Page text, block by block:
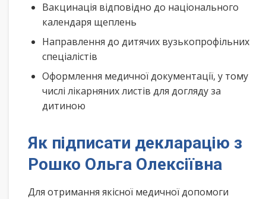
Вакцинація відповідно до національного
календаря щеплень
Направлення до дитячих вузькопрофільних
спеціалістів
Оформлення медичної документації, у тому
числі лікарняних листів для догляду за
дитиною
Як підписати декларацію з
Рошко Ольга Олексіївна
Для отримання якісної медичної допомоги